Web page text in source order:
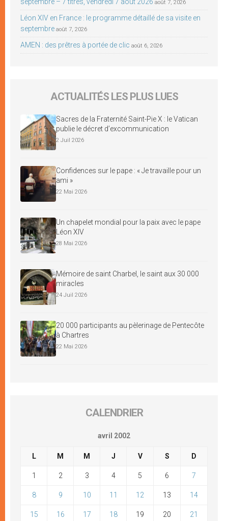
août 7, 2026
Léon XIV en France : le programme détaillé de sa visite en
septembre août 7, 2026
AMEN : des prêtres à portée de clic août 6, 2026
ACTUALITÉS LES PLUS LUES
Sacres de la Fraternité Saint-Pie X : le Vatican
publie le décret d’excommunication
2 Juil 2026
Confidences sur le pape : « Je travaille pour un
ami »
22 Mai 2026
Un chapelet mondial pour la paix avec le pape
Léon XIV
28 Mai 2026
Mémoire de saint Charbel, le saint aux 30 000
miracles
24 Juil 2026
20 000 participants au pèlerinage de Pentecôte
à Chartres
22 Mai 2026
CALENDRIER
avril 2002
L M M J V S D
1 2 3 4 5 6 7
8 9 10 11 12 13 14
15 16 17 18 19 20 21